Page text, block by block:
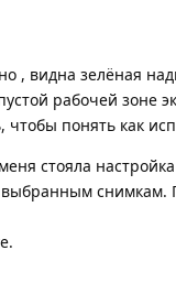
, видна зелёная
рабочей зоне
чтобы понять как
стояла
выбранным